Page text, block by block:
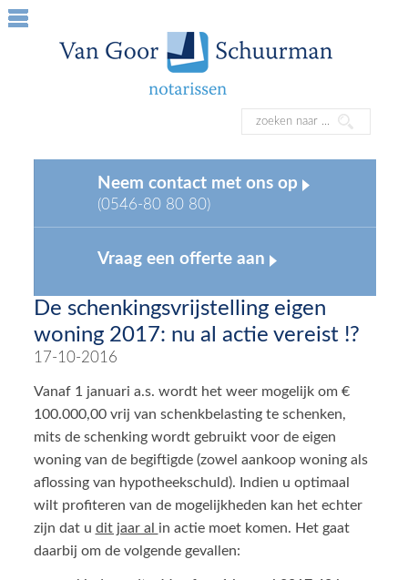
Neem contact met ons op
(0546-80 80 80)
Vraag een offerte aan
De schenkingsvrijstelling eigen
woning 2017: nu al actie vereist !?
17-10-2016
Vanaf 1 januari a.s. wordt het weer mogelijk om €
100.000,00 vrij van schenkbelasting te schenken,
mits de schenking wordt gebruikt voor de eigen
woning van de begiftigde (zowel aankoop woning als
aflossing van hypotheekschuld). Indien u optimaal
wilt profiteren van de mogelijkheden kan het echter
zijn dat u dit jaar al in actie moet komen. Het gaat
daarbij om de volgende gevallen: